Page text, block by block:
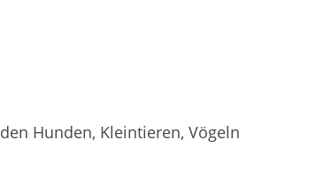
Hunden, Kleintieren, Vögeln